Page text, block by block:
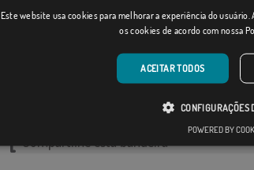
Nápoles Chianti
Categorias relacionadas:
Compartilhe esta bandeira
Este website usa cookies para melhorar a experiência do
os cookies de acordo com nossa
ACEITAR TODOS
CONFIGURAÇÕES
POWERED BY